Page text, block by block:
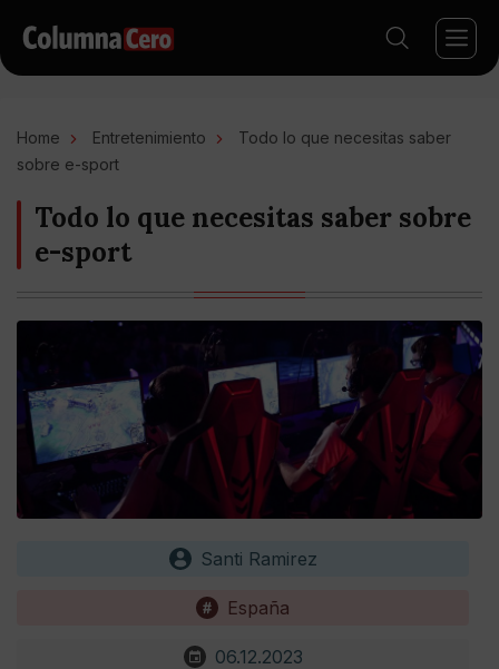
Home Entretenimiento
Todo lo que necesitas saber
sobre e-sport
Todo lo que necesitas saber sobre
e-sport
Santi Ramirez
España
06.12.2023